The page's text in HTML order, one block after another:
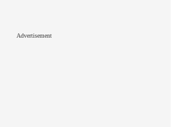
Advertisement